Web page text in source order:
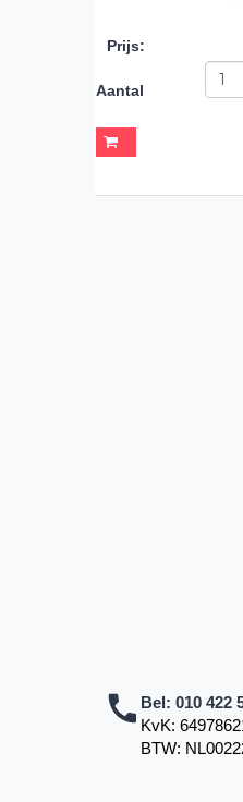
Prijs:
Aantal
Bel: 010 422
KvK:
BTW: